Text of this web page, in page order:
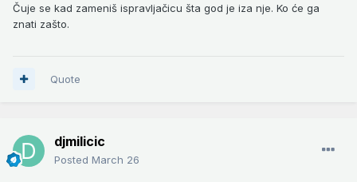
Čuje se kad zameniš ispravljačicu šta god je iza nje. Ko će ga
znati zašto.
Quote
djmilicic
Posted March 26